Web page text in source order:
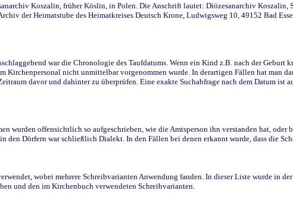
Koszalin, früher Köslin, in Polen. Die Anschrift lautet: Diözesanarchiv
der Heimatstube des Heimatkreises Deutsch Krone, Ludwigsweg 10, 49152 Bad
war die Chronologie des Taufdatums. Wenn ein Kind z.B. nach der Geburt
Kirchenpersonal nicht unmittelbar vorgenommen wurde. In derartigen Fällen hat man
davor und dahinter zu überprüfen. Eine exakte Suchabfrage nach dem Datum ist
wurden offensichtlich so aufgeschrieben, wie die Amtsperson ihn verstanden hat, oder
den Dörfern war schließlich Dialekt. In den Fällen bei denen erkannt wurde, dass die
wobei mehrere Schreibvarianten Anwendung fanden. In dieser Liste wurde in
und den im Kirchenbuch verwendeten Schreibvarianten.